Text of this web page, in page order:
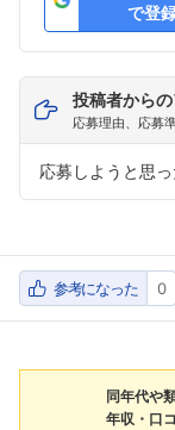
で登
投稿者から
応募理由、応募
応募しようと思
参考になった 0
同年代や
年収・口